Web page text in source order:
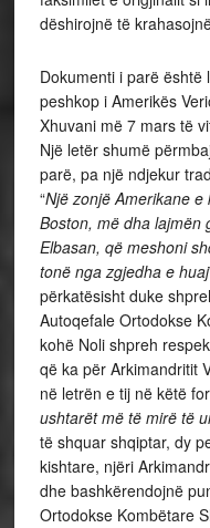
dëshirojnë të
Dokumenti i parë
peshkop i Amerikës
Xhuvani më 7 mars të
Një letër shumë
parë, pa një ndjekur
“Një zonjë Amerikane
Boston, më dha lajmën
Elbasan, që meshoni
tonë nga zgjedha e huaj
përkatësisht duke
Autoqefale Ortodokse
kohë Noli shpreh
që ka për Arkimandritit
në letrën e tij në këtë
ushtarët më të mirë të
të shquar shqiptar, dy
kishtare, njëri
dhe bashkërendojnë
Ortodokse Kombëtare